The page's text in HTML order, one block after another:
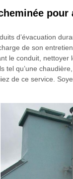
d’évacuation
de son
le conduit,
tel qu’une
de ce service.